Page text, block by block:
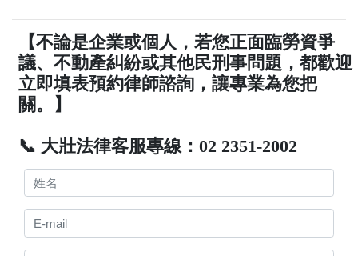
【不論是企業或個人，若您正面臨勞資爭
議、不動產糾紛或其他民刑事問題，都歡迎
立即填表預約律師諮詢，讓專業為您把
關。】
📞 大壯法律客服專線：02 2351-2002